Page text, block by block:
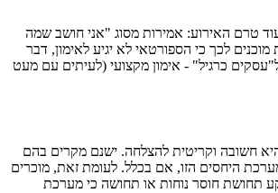
טרם האירוע: אמירות מסוג "אני חושב שמה
לכך כי הספורטאי לא יגיע לאימון, דבר
כרגיל" - אימון מקצועי (לעיתים עם מעט
חשובה וקריטית להצלחה. ישנם מקרים בהם
היחסים הזו, אם בכלל. לעומת זאת, מוכרים
תחושת חוסר נוחות או תחושה כי מערכת